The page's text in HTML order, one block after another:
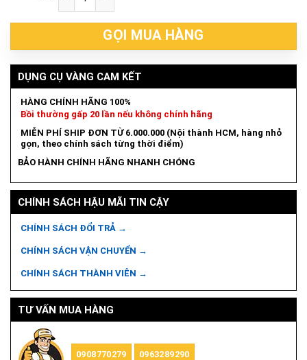
GỌI MUA HÀNG
DỤNG CỤ VÀNG CAM KẾT
HÀNG CHÍNH HÃNG 100%
Bồi thường gấp 20 lần nếu không chính hãng
MIỄN PHÍ SHIP ĐƠN TỪ 6.000.000 (Nội thành HCM, hàng nhỏ
gọn, theo chính sách từng thời điểm)
BẢO HÀNH CHÍNH HÃNG NHANH CHÓNG
CHÍNH SÁCH HẬU MÃI TIN CẬY
CHÍNH SÁCH ĐỔI TRẢ →
CHÍNH SÁCH VẬN CHUYỂN →
CHÍNH SÁCH THÀNH VIÊN →
TƯ VẤN MUA HÀNG
0908770279 0963289290